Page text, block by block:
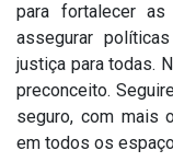
para fortalecer
assegurar
justiça para todas.
preconceito.
seguro, com mais
em todos os